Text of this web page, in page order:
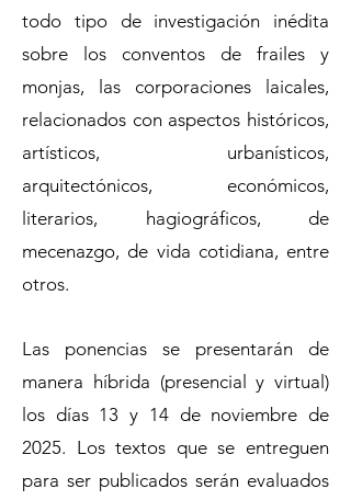
todo tipo de investigación inédita
sobre los conventos de frailes y
monjas, las corporaciones laicales,
relacionados con aspectos históricos,
artísticos, urbanísticos,
arquitectónicos, económicos,
literarios, hagiográficos, de
mecenazgo, de vida cotidiana, entre
otros.
Las ponencias se presentarán de
manera híbrida (presencial y virtual)
los días 13 y 14 de noviembre de
2025. Los textos que se entreguen
para ser publicados serán evaluados